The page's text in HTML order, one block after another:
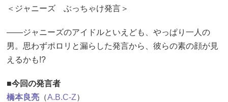
＜ジャニーズ ぶっちゃけ発言＞
――ジャニーズのアイドルといえども、やっぱり一人の
男。思わずポロリと漏らした発言から、彼らの素の顔が見
えるかも!?
■今回の発言者
橋本良亮 （A.B.C-Z）